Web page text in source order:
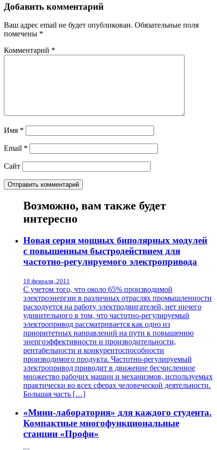
Добавить комментарий
Ваш адрес email не будет опубликован. Обязательные поля
помечены *
Комментарий *
Имя *
Email *
Сайт
Возможно, вам также будет
интересно
Новая серия мощных биполярных модулей
с повышенным быстродействием для
частотно-регулируемого электропривода
18 февраля, 2011
С учетом того, что около 65% производимой
электроэнергии в различных отраслях промышленности
расходуется на работу электродвигателей, нет ничего
удивительного в том, что частотно-регулируемый
электропривод рассматривается как одно из
приоритетных направлений на пути к повышению
энергоэффективности и производительности,
рентабельности и конкурентоспособности
производимого продукта. Частотно-регулируемый
электропривод приводит в движение бесчисленное
множество рабочих машин и механизмов, используемых
практически во всех сферах человеческой деятельности.
Большая часть […]
«Мини-лаборатория» для каждого студента.
Компактные многофункциональные
станции «Профи»